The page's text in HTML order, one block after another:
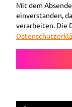
Mit dem
einverstanden,
verarbeiten. Die